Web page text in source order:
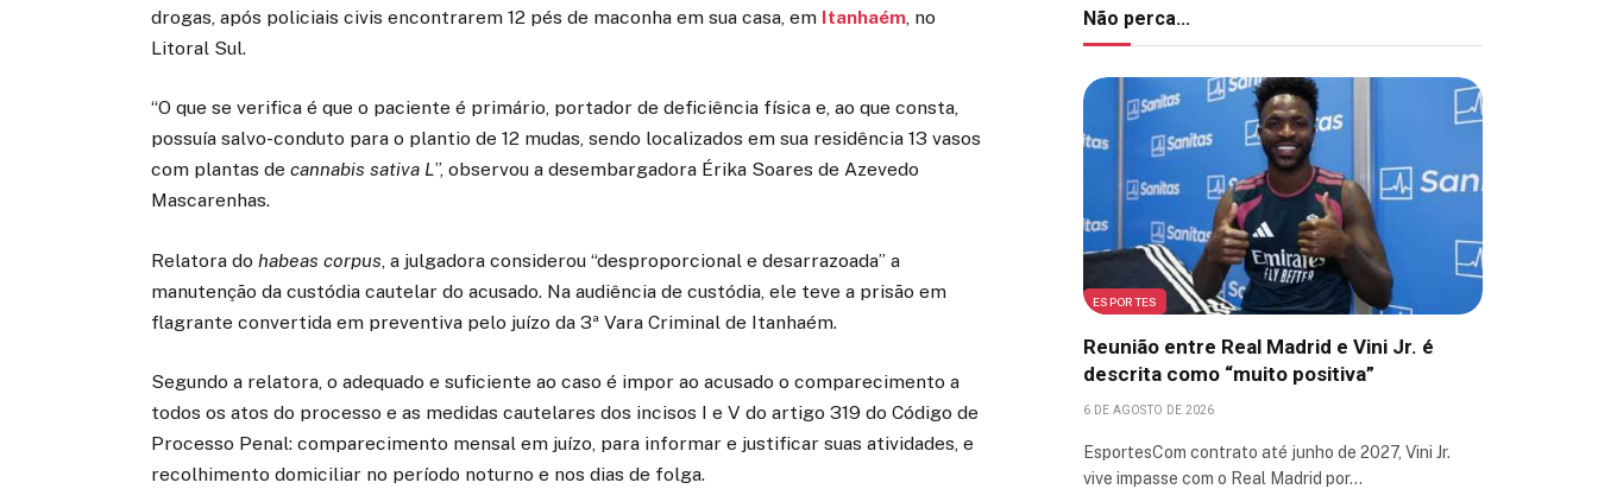
drogas, após policiais civis encontrarem 12 pés de maconha em sua casa, em Itanhaém, no
Litoral Sul.
“O que se verifica é que o paciente é primário, portador de deficiência física e, ao que consta,
possuía salvo-conduto para o plantio de 12 mudas, sendo localizados em sua residência 13 vasos
com plantas decannabis sativa L”, observou a desembargadora Érika Soares de Azevedo
Mascarenhas.
Relatora do habeas corpus , a julgadora considerou “desproporcional e desarrazoada” a
manutenção da custódia cautelar do acusado. Na audiência de custódia, ele teve a prisão em
flagrante convertida em preventiva pelo juízo da 3ª Vara Criminal de Itanhaém.
Segundo a relatora, o adequado e suficiente ao caso é impor ao acusado o comparecimento a
todos os atos do processo e as medidas cautelares dos incisos I e V do artigo 319 do Código de
Processo Penal: comparecimento mensal em juízo, para informar e justificar suas atividades, e
recolhimento domiciliar no período noturno e nos dias de folga.
Não perca...
ESPORTES
Reunião entre Real Madrid e Vini Jr. é
descrita como “muito positiva”
6 DE AGOSTO DE 2026
EsportesCom contrato até junho de 2027, Vini Jr.
vive impasse com o Real Madrid por…